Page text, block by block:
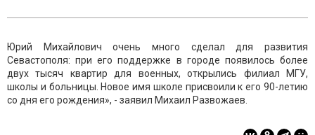
Юрий Михайлович очень много сделал для развития
Севастополя: при его поддержке в городе появилось более
двух тысяч квартир для военных, открылись филиал МГУ,
школы и больницы. Новое имя школе присвоили к его 90-летию
со дня его рождения», - заявил Михаил Развожаев.